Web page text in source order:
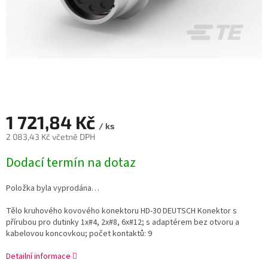
1 721,84 Kč / ks
2 083,43 Kč včetně DPH
cena:
Dodací termín na dotaz
Položka byla vyprodána…
Tělo kruhového kovového konektoru HD-30 DEUTSCH Konektor s
přírubou pro dutinky 1x#4, 2x#8, 6x#12; s adaptérem bez otvoru a
kabelovou koncovkou; počet kontaktů: 9
Detailní informace